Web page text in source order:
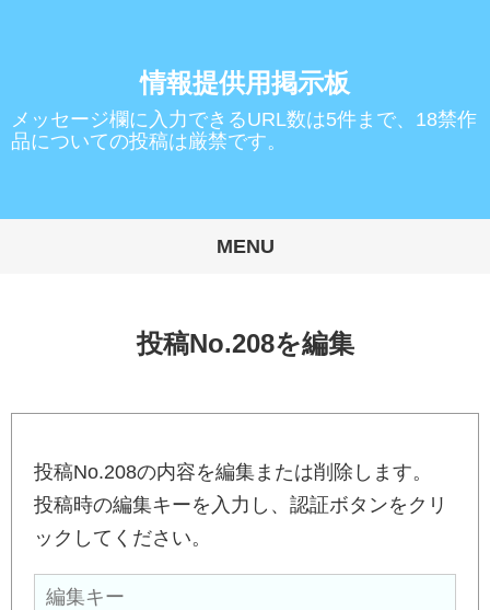
情報提供用掲示板
メッセージ欄に入力できるURL数は5件まで、18禁作
品についての投稿は厳禁です。
MENU
投稿No.208を編集
投稿No.208の内容を編集または削除します。
投稿時の編集キーを入力し、認証ボタンをクリ
ックしてください。